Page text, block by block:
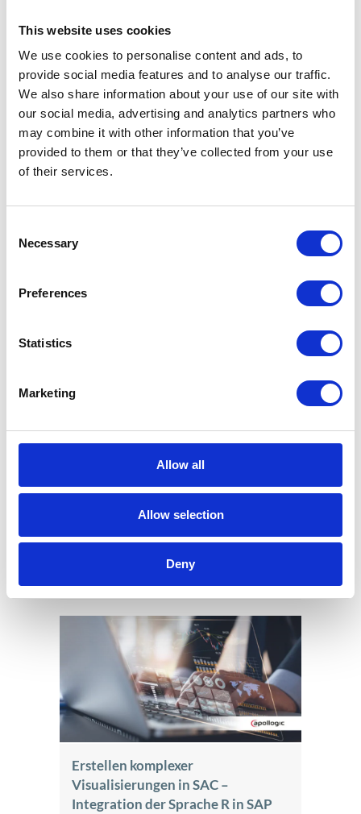
This website uses cookies
We use cookies to personalise content and ads, to
provide social media features and to analyse our traffic.
We also share information about your use of our site with
our social media, advertising and analytics partners who
may combine it with other information that you’ve
provided to them or that they’ve collected from your use
of their services.
Selection
Necessary
Preferences
Statistics
Marketing
Allow all
Allow selection
Deny
Siehe auch
sich ab 2027?
Das Ende von PLVAT100 für SAP-
Systeme. Zeit für die neue JPK-
Lösung
Erstellen komplexer
Visualisierungen in SAC –
Integration der Sprache R in SAP